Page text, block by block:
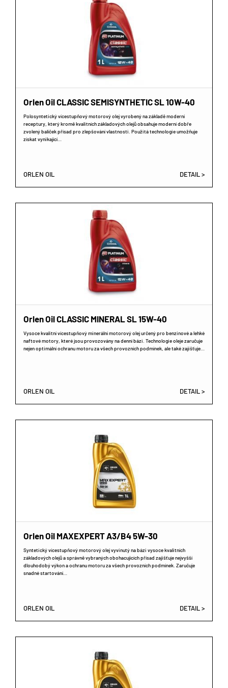
Orlen Oil CLASSIC SEMISYNTHETIC SL 10W-40
Polosyntetický vícestupňový motorový olej vyrobený na základě moderní
receptury, který kromě kvalitních základových olejů obsahuje moderní dobře
zvolený balíček přísad pro zlepšování vlastnosti. Použitá technologie umožňuje
získat vynikající…
ORLEN OIL DETAIL >
Orlen Oil CLASSIC MINERAL SL 15W-40
Vysoce kvalitní vícestupňový minerální motorový olej určený pro benzinové a lehké
naftové motory, které jsou provozovány na denní bázi. Technologie oleje zaručuje
nejen optimální ochranu motoru za všech provozních podmínek, ale také zajišťuje…
ORLEN OIL DETAIL >
Orlen Oil MAXEXPERT A3/B4 5W-30
Syntetický vícestupňový motorový olej vyvinutý na bázi vysoce kvalitních
základových olejů a správně vybraných obohacujících přísad zajišťuje nejvyšší
dlouhodobý výkon a ochranu motoru za všech provozních podmínek. Zaručuje
snadné startování…
ORLEN OIL DETAIL >